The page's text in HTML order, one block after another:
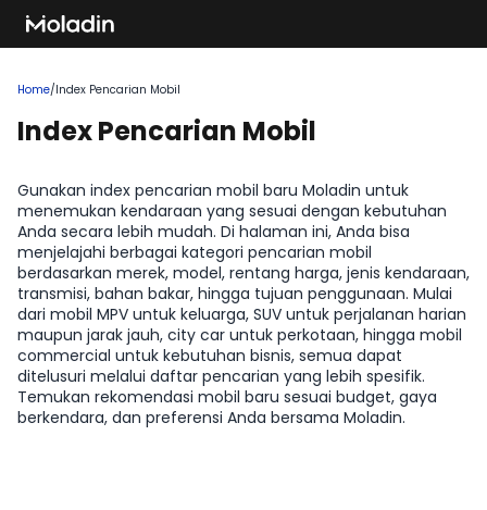
Home/Index Pencarian Mobil
Index Pencarian Mobil
Gunakan index pencarian mobil baru Moladin untuk
menemukan kendaraan yang sesuai dengan kebutuhan
Anda secara lebih mudah. Di halaman ini, Anda bisa
menjelajahi berbagai kategori pencarian mobil
berdasarkan merek, model, rentang harga, jenis kendaraan,
transmisi, bahan bakar, hingga tujuan penggunaan. Mulai
dari mobil MPV untuk keluarga, SUV untuk perjalanan harian
maupun jarak jauh, city car untuk perkotaan, hingga mobil
commercial untuk kebutuhan bisnis, semua dapat
ditelusuri melalui daftar pencarian yang lebih spesifik.
Temukan rekomendasi mobil baru sesuai budget, gaya
berkendara, dan preferensi Anda bersama Moladin.